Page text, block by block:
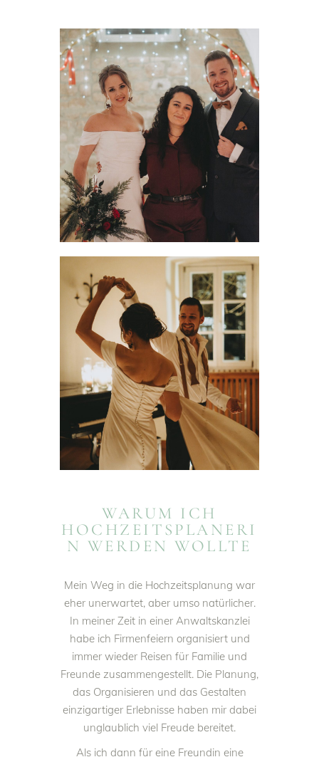
WARUM ICH
HOCHZEITSPLANERI
N WERDEN WOLLTE
Mein Weg in die Hochzeitsplanung war
eher unerwartet, aber umso natürlicher.
In meiner Zeit in einer Anwaltskanzlei
habe ich Firmenfeiern organisiert und
immer wieder Reisen für Familie und
Freunde zusammengestellt. Die Planung,
das Organisieren und das Gestalten
einzigartiger Erlebnisse haben mir dabei
unglaublich viel Freude bereitet.
Als ich dann für eine Freundin eine